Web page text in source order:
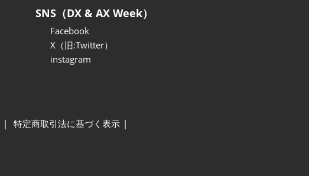
SNS（DX & AX Week）
Facebook
X（旧:Twitter）
instagram
特定商取引法に基づく表示